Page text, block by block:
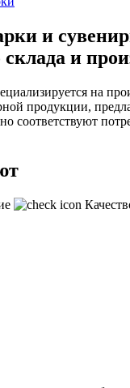
и
и
на
продукции,
соответствуют